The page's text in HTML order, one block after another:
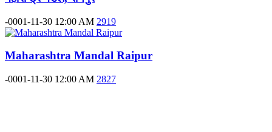
-0001-11-30 12:00 AM 2919
Maharashtra Mandal Raipur
-0001-11-30 12:00 AM 2827